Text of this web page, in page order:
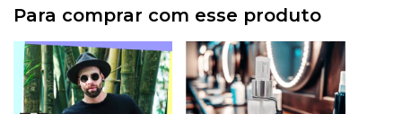
Para comprar com esse produto